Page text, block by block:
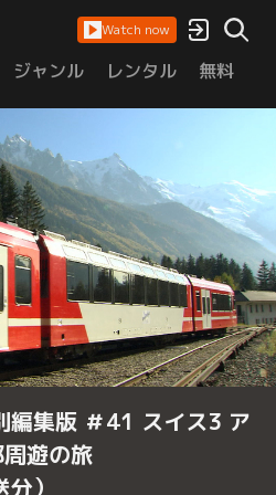
Watch now
ジャンル レンタル 無料
編集版 ＃41 スイス3 ア
遊の旅
）